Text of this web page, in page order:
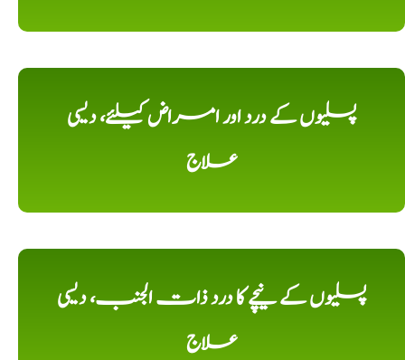
پسلیوں کے درد اور امراض کیلئے، دیسی
علاج
پسلیوں کے نیچے کا درد ذات الجنب، دیسی
علاج